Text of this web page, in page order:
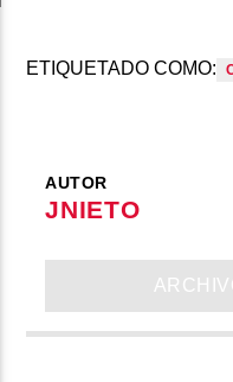
ETIQUETADO COMO:
AUTOR
JNIETO